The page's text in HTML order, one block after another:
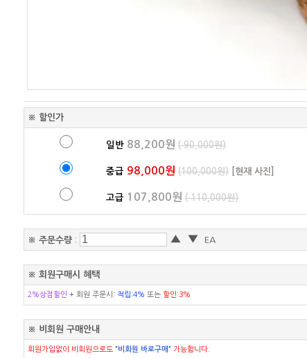
※ 할인가
일반 88,200원 ( 90,000원)
중급 98,000원 (100,000원) [현재 사진]
고급 107,800원 ( 110,000원)
※ 주문수량 : ▲ ▼ EA
※ 회원구매시 혜택
2%상점할인 + 회원 주문시: 적립:4% 또는 할인:3%
※ 비회원 구매안내
회원가입없이 비회원으로도 "비회원 바로구매" 가능합니다.